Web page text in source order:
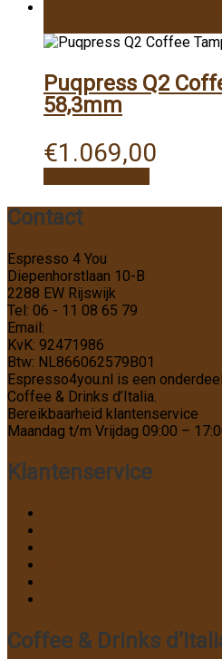
Puqpress Q2
58,3mm
€1.069,00
Contact
Espresso 4 You
Diepenhorstlaan 10-B
2288 EW Rijswijk
Tel: 06 - 11 08 65 79
Email:
KvK: 92471986
Btw: NL866062579B01
Espresso4you.nl is een
Coffee & Drinks d’Italia.
Bereikbaarheid klantenservice
Maandag t/m Vrijdag 09:00 –
Klantenservice
Coffee & Drinks